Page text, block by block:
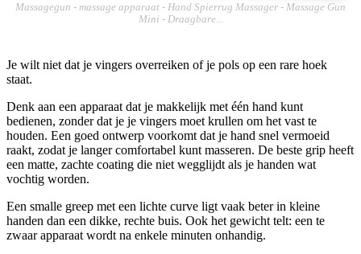
Massagegun - massage apparaat - Hand Spierrug Massager - Massage Gun
Mini - Draagbare...
Je wilt niet dat je vingers overreiken of je pols op een rare hoek
staat.
Denk aan een apparaat dat je makkelijk met één hand kunt
bedienen, zonder dat je je vingers moet krullen om het vast te
houden. Een goed ontwerp voorkomt dat je hand snel vermoeid
raakt, zodat je langer comfortabel kunt masseren. De beste grip heeft
een matte, zachte coating die niet wegglijdt als je handen wat
vochtig worden.
Een smalle greep met een lichte curve ligt vaak beter in kleine
handen dan een dikke, rechte buis. Ook het gewicht telt: een te
zwaar apparaat wordt na enkele minuten onhandig.